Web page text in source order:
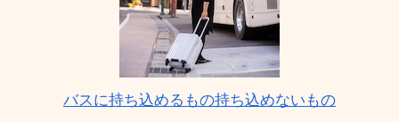
バスに持ち込めるもの持ち込めないもの